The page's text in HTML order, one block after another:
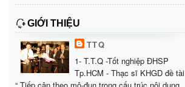
GIỚI THIỆU
TTQ
1- T.T.Q -Tốt nghiệp ĐHSP
Tp.HCM - Thạc sĩ KHGD đề tài